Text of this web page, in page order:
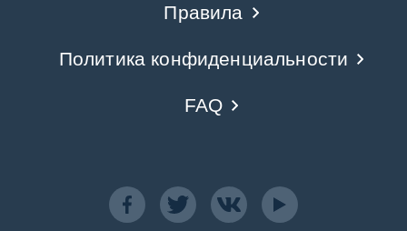
Правила
Политика конфиденциальности
FAQ